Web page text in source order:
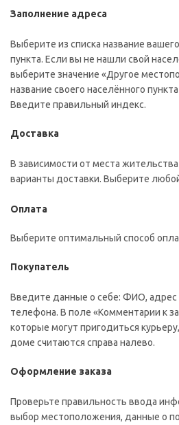
Заполнение адреса
Выберите из списка название
пункта. Если вы не нашли свой
выберите значение «Другое
название своего населённого
Введите правильный индекс.
Доставка
В зависимости от места
варианты доставки. Выберите
Оплата
Выберите оптимальный способ
Покупатель
Введите данные о себе: ФИО, адрес
телефона. В поле «Комментарии к
которые могут пригодиться
доме считаются справа налево.
Оформление заказа
Проверьте правильность ввода
выбор местоположения, данные о